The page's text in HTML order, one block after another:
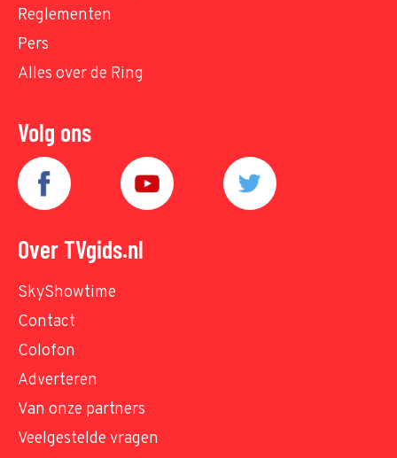
Reglementen
Pers
Alles over de Ring
Volg ons
Over TVgids.nl
SkyShowtime
Contact
Colofon
Adverteren
Van onze partners
Veelgestelde vragen